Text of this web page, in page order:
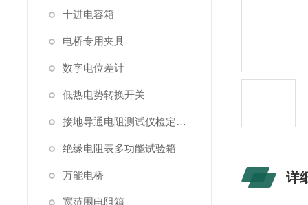
十进电容箱
电桥专用夹具
数字电位差计
低热电势转换开关
接地导通电阻测试仪检定装置
绝缘电阻表多功能试验箱
万能电桥
宽范围电阻箱
详